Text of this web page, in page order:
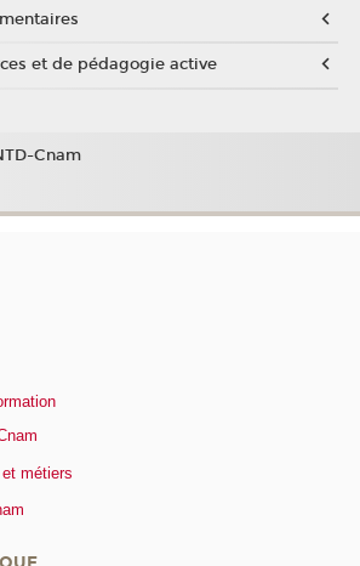
et de pédagogie active
Cnam
métiers